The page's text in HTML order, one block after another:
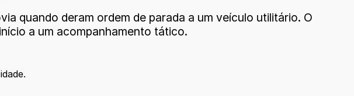
quando deram ordem de parada a um veículo utilitário. O
a um acompanhamento tático.